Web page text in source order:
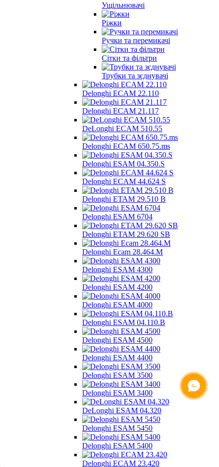
Ущільнювачі
Ріжки
Ручки та перемикачі
Сітки та фільтри
Трубки та зєднувачі
Delonghi ECAM 22.110
Delonghi ECAM 21.117
DeLonghi ECAM 510.55
Delonghi ECAM 650.75.ms
Delonghi ESAM 04.350.S
Delonghi ECAM 44.624 S
Delonghi ETAM 29.510 B
Delonghi ESAM 6704
Delonghi ETAM 29.620 SB
Delonghi Ecam 28.464.M
Delonghi ESAM 4300
Delonghi ESAM 4200
Delonghi ESAM 4000
Delonghi ESAM 04.110.B
Delonghi ESAM 4500
Delonghi ESAM 4400
Delonghi ESAM 3500
Delonghi ESAM 3400
DeLonghi ESAM 04.320
Delonghi ESAM 5450
Delonghi ESAM 5400
Delonghi ECAM 23.420
ОНЛАЙН ЧАТ